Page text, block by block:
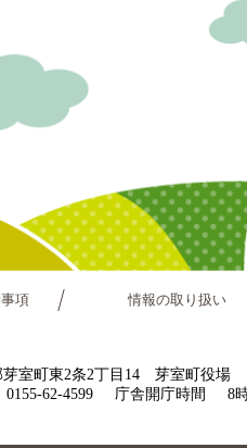
項 情報の取り扱い
芽室町東2条2丁目14 芽室町役場
62-4599
庁舎開庁時間
8